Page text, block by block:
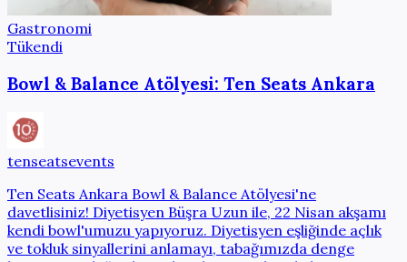
Gastronomi
Tükendi
Bowl & Balance Atölyesi: Ten Seats Ankara
tenseatsevents
Ten Seats Ankara Bowl & Balance Atölyesi'ne
davetlisiniz! Diyetisyen Büşra Uzun ile, 22 Nisan akşamı
kendi bowl'umuzu yapıyoruz. Diyetisyen eşliğinde açlık
ve tokluk sinyallerini anlamayı, tabağımızda denge